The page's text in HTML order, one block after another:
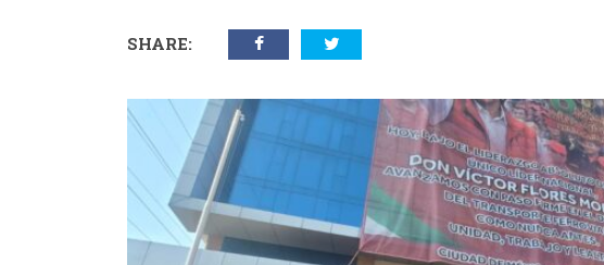
SHARE: